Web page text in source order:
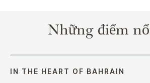
Những điểm